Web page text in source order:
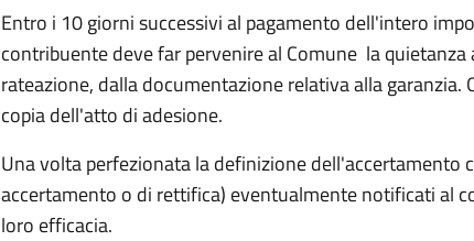
Entro i 10 giorni successivi al pagamento dell'intero
contribuente deve far pervenire al Comune la quietanza
rateazione, dalla documentazione relativa alla garanzia.
copia dell'atto di adesione.
Una volta perfezionata la definizione dell'accertamento
accertamento o di rettifica) eventualmente notificati al
loro efficacia.